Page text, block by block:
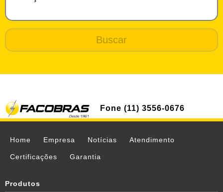
Fone (11) 3556-0676
Home Empresa Notícias Atendimento
Certificações Garantia
Produtos